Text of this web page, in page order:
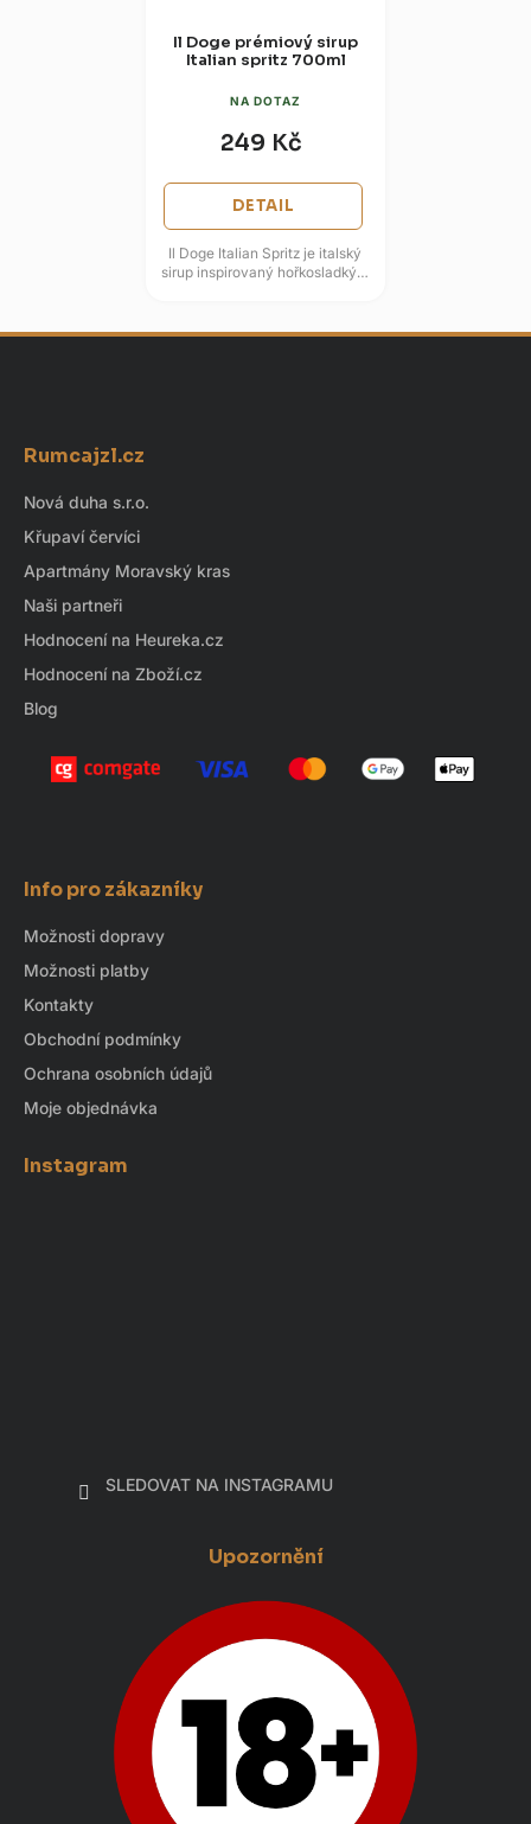
Il Doge prémiový sirup
Italian spritz 700ml
NA DOTAZ
249 Kč
DETAIL
Il Doge Italian Spritz je italský
sirup inspirovaný hořkosladkým
Rumcajzl.cz
Nová duha s.r.o.
Křupaví červíci
Apartmány Moravský kras
Naši partneři
Hodnocení na Heureka.cz
Hodnocení na Zboží.cz
Blog
Info pro zákazníky
Možnosti dopravy
Možnosti platby
Kontakty
Obchodní podmínky
Ochrana osobních údajů
Moje objednávka
Instagram
SLEDOVAT NA INSTAGRAMU
Upozornění